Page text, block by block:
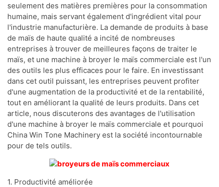
seulement des matières premières pour la consommation
humaine, mais servant également d'ingrédient vital pour
l'industrie manufacturière. La demande de produits à base
de maïs de haute qualité a incité de nombreuses
entreprises à trouver de meilleures façons de traiter le
maïs, et une machine à broyer le maïs commerciale est l'un
des outils les plus efficaces pour le faire. En investissant
dans cet outil puissant, les entreprises peuvent profiter
d'une augmentation de la productivité et de la rentabilité,
tout en améliorant la qualité de leurs produits. Dans cet
article, nous discuterons des avantages de l'utilisation
d'une machine à broyer le maïs commerciale et pourquoi
China Win Tone Machinery est la société incontournable
pour de tels outils.
1. Productivité améliorée